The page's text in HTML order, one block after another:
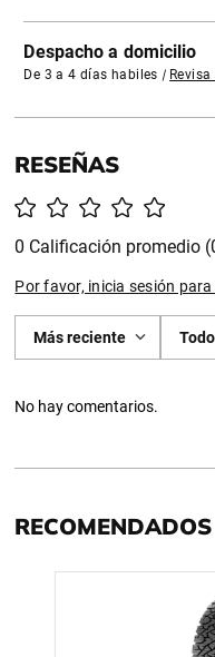
Despacho a domicilio
De 3 a 4 días habiles |
0 Calificación promedio
Por favor, inicia sesión
Más reciente
No hay comentarios.
RECOMENDADOS